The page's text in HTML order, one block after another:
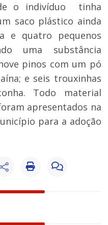
o indivíduo tinha
saco plástico ainda
e quatro pequenos
uma substância
pinos com um pó
e seis trouxinhas
Todo material
apresentados na
para a adoção